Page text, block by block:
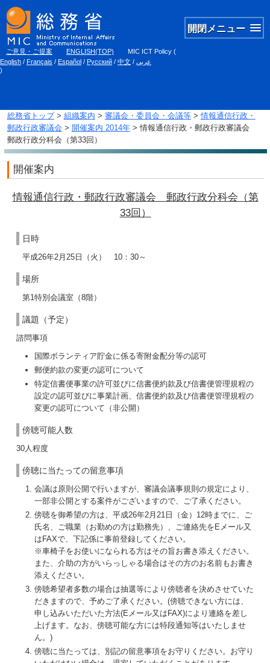
開閉メニュー
ご意見・ご提案 ENGLISH(TOP) MIC ICT Policy (
English / Français / Español / Русский / 中文 / عربي
)
総務省トップ> 組織案内 > 審議会・委員会・会議等>情報通信行政・
郵政行政審議会 > 開催案内 2014年> 情報通信行政・郵政行政審議会
郵政行政分科会（第33回）
開催案内
情報通信行政・郵政行政審議会 郵政行政分科会（第
33回）
日時
平成26年2月25日（火） 10：30～
場所
第1特別会議室（8階）
議題（予定）
諮問事項
国際ボランティア貯金に係る寄附金配分等の認可
郵便約款の変更の認可について
特定信書便事業の許可並びに信書便約款及び信書便管理規程の
設定の認可並びに事業計画、信書便約款及び信書便管理規程の
変更の認可について（非公開）
傍聴可能人数
30人程度
傍聴に当たっての留意事項
会議は原則公開で行いますが、審議会議事規則の規定により、
一部非公開とする案件がございますので、ご了承ください。
傍聴を御希望の方は、平成26年2月21日（金）12時までに、ご
氏名、ご職業（お勤めの方は勤務先）、ご連絡先をEメール又
はFAXで、下記係に事前登録してください。
※車椅子をお使いになられる方はその旨お書き添えください。
また、介助の方がいらっしゃる場合はその方のお名前もお書き
添えください。
傍聴希望者多数の場合は抽選等により傍聴者を決めさせていた
だきますので、予めご了承ください。(傍聴できない方には、
申し込みいただいた方法(Eメール又はFAX)により連絡を差し
上げます。なお、傍聴可能な方には特段通知等はいたしませ
ん。)
傍聴に当たっては、別記の留意事項をお守りください。お守り